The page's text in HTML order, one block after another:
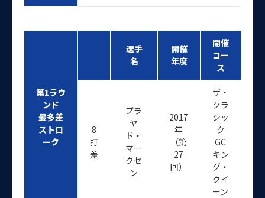
第1ラウ
ンド
最多差
ストロ
ーク
選手
名
開催
年度
開催
コー
ス
8
打
差
プラ
ヤ
ド・
マー
クセ
ン
2017
年
（第
27
回）
ザ・
クラ
シッ
ク
GC
キン
グ・
クイ
ーン